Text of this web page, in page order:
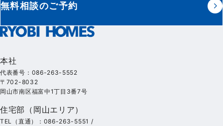
無料相談のご予約
本社
代表番号：086-263-5552
〒702-8032
岡山市南区福富中1丁目3番7号
住宅部（岡山エリア）
TEL（直通）：086-263-5551 /